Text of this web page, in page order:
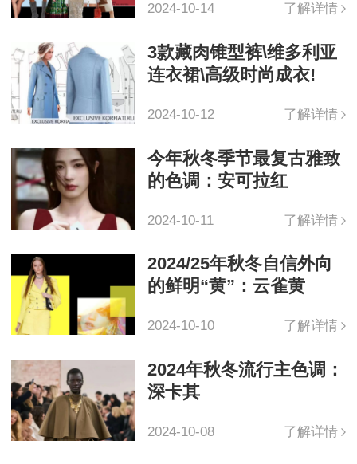
2024-10-14 了解详情
3款藏肉锥型裤\维多利亚
连衣裙\高级时尚成衣!
2024-10-12 了解详情
今年秋冬季节最复古雅致
的色调：安可拉红
2024-10-11 了解详情
2024/25年秋冬自信外向
的鲜明“黄”：云雀黄
2024-10-10 了解详情
2024年秋冬流行主色调：
深卡其
2024-10-08 了解详情